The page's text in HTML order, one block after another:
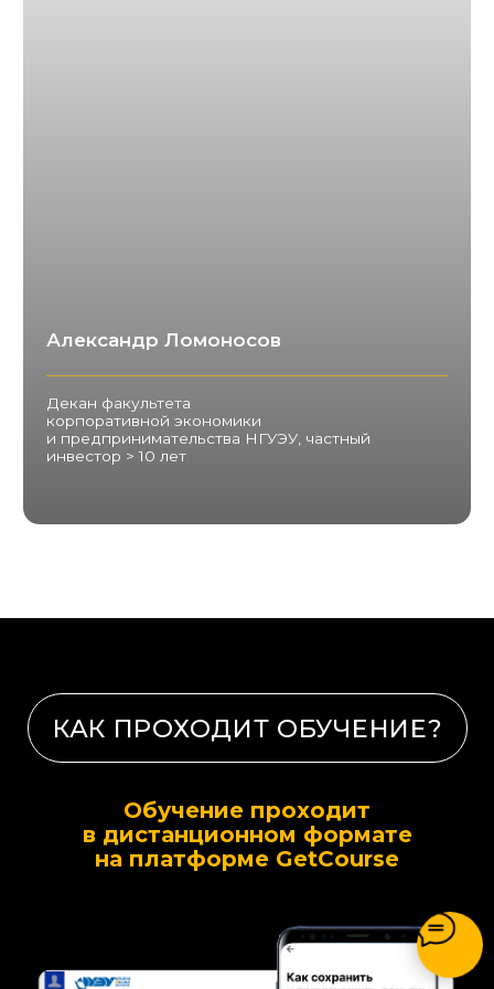
Обучение проходит
в дистанционном формате
на платформе GetCоurse
ОБ ОНЛАЙН-ШКОЛЕ